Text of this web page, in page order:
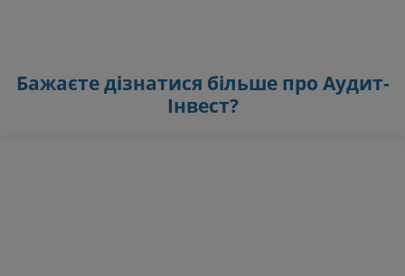
Бажаєте дізнатися більше про Аудит-
Інвест?